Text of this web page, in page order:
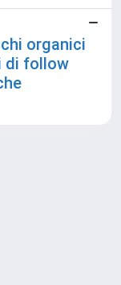
organici
di follow